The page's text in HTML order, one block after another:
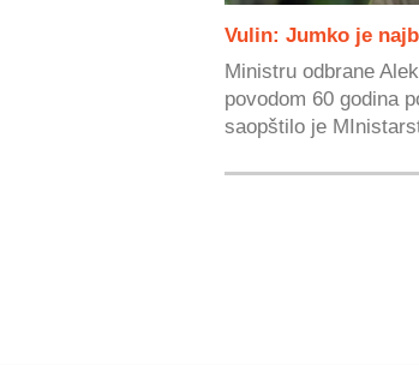
Vulin: Jumko je
Ministru odbrane
povodom 60 godina
saopštilo je